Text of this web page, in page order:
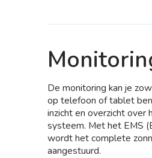
De monitoring kan je
op telefoon of tablet
inzicht en overzicht over
systeem. Met het EMS
wordt het complete
aangestuurd.